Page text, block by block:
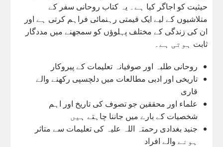
حیثیت کو اجاگر کیا ہے۔ یہ کتاب روحانی سفر کے
متلاشیوں کے لیے ایک قیمتی رہنمائی فراہم کرتی ہے اور
ان کی زندگی کے مختلف پہلوؤں کو سمجھنے میں مددگار
ثابت ہوتی ہے۔
روحانی طلبہ اور صوفیانہ تعلیمات کے پیروکار
تاریخی اور ادبی مطالعات میں دلچسپی رکھنے والے
قاری
علماء اور محققین جو تصوف کی تاریخ اور اہم
شخصیات کے بارے میں جاننا چاہتے ہیں
جنید بغدادی رحمتہ اللہ علیہ کی تعلیمات سے متاثر
ہونے والے افراد